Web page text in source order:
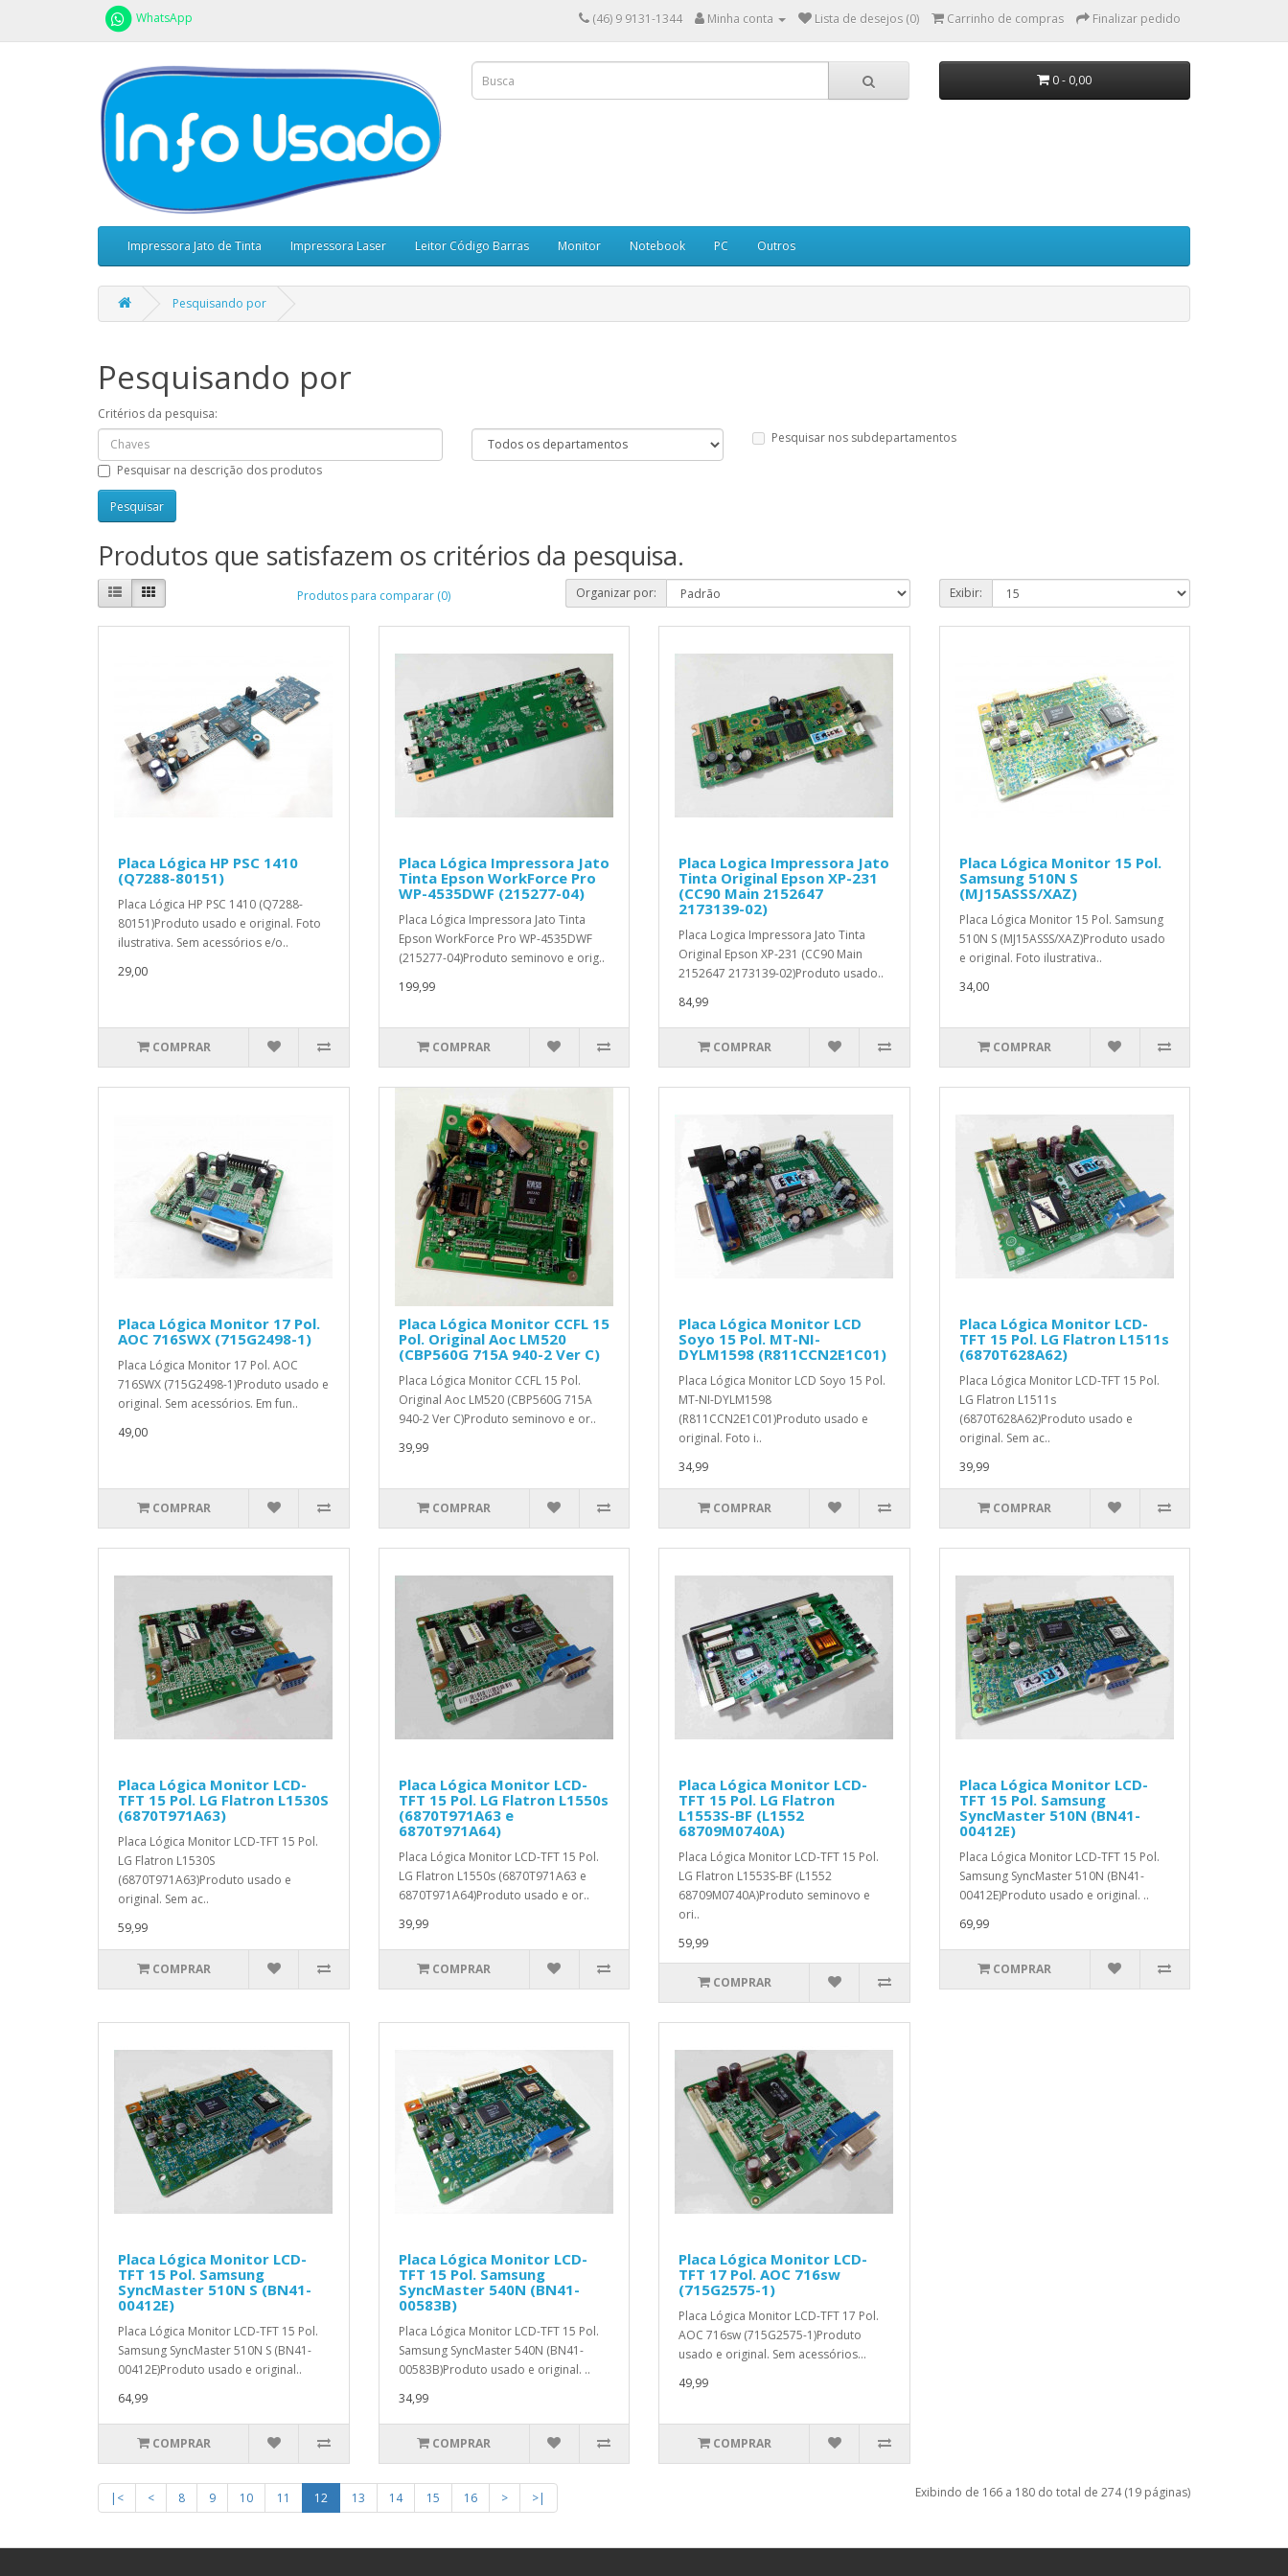
WhatsApp (46) 9 9131-1344 Minha conta Lista de desejos (0) Carrinho de compras Finalizar pedido
0 - 0,00
Impressora Jato de Tinta Impressora Laser Leitor Código Barras Monitor Notebook PC Outros
Pesquisando por
Pesquisando por
Critérios da pesquisa:
Pesquisar nos subdepartamentos
Pesquisar na descrição dos produtos
Produtos que satisfazem os critérios da pesquisa.
Produtos para comparar (0) Organizar por: Exibir:
Placa Lógica HP PSC 1410
(Q7288-80151)
Placa Lógica HP PSC 1410 (Q7288-
80151)Produto usado e original. Foto
ilustrativa. Sem acessórios e/o..
29,00
COMPRAR
Placa Lógica Impressora Jato
Tinta Epson WorkForce Pro
WP-4535DWF (215277-04)
Placa Lógica Impressora Jato Tinta
Epson WorkForce Pro WP-4535DWF
(215277-04)Produto seminovo e orig..
199,99
COMPRAR
Placa Logica Impressora Jato
Tinta Original Epson XP-231
(CC90 Main 2152647
2173139-02)
Placa Logica Impressora Jato Tinta
Original Epson XP-231 (CC90 Main
2152647 2173139-02)Produto usado..
84,99
COMPRAR
Placa Lógica Monitor 15 Pol.
Samsung 510N S
(MJ15ASSS/XAZ)
Placa Lógica Monitor 15 Pol. Samsung
510N S (MJ15ASSS/XAZ)Produto usado
e original. Foto ilustrativa..
34,00
COMPRAR
Placa Lógica Monitor 17 Pol.
AOC 716SWX (715G2498-1)
Placa Lógica Monitor 17 Pol. AOC
716SWX (715G2498-1)Produto usado e
original. Sem acessórios. Em fun..
49,00
COMPRAR
Placa Lógica Monitor CCFL 15
Pol. Original Aoc LM520
(CBP560G 715A 940-2 Ver C)
Placa Lógica Monitor CCFL 15 Pol.
Original Aoc LM520 (CBP560G 715A
940-2 Ver C)Produto seminovo e or..
39,99
COMPRAR
Placa Lógica Monitor LCD
Soyo 15 Pol. MT-NI-
DYLM1598 (R811CCN2E1C01)
Placa Lógica Monitor LCD Soyo 15 Pol.
MT-NI-DYLM1598
(R811CCN2E1C01)Produto usado e
original. Foto i..
34,99
COMPRAR
Placa Lógica Monitor LCD-
TFT 15 Pol. LG Flatron L1511s
(6870T628A62)
Placa Lógica Monitor LCD-TFT 15 Pol.
LG Flatron L1511s
(6870T628A62)Produto usado e
original. Sem ac..
39,99
COMPRAR
Placa Lógica Monitor LCD-
TFT 15 Pol. LG Flatron L1530S
(6870T971A63)
Placa Lógica Monitor LCD-TFT 15 Pol.
LG Flatron L1530S
(6870T971A63)Produto usado e
original. Sem ac..
59,99
COMPRAR
Placa Lógica Monitor LCD-
TFT 15 Pol. LG Flatron L1550s
(6870T971A63 e
6870T971A64)
Placa Lógica Monitor LCD-TFT 15 Pol.
LG Flatron L1550s (6870T971A63 e
6870T971A64)Produto usado e or..
39,99
COMPRAR
Placa Lógica Monitor LCD-
TFT 15 Pol. LG Flatron
L1553S-BF (L1552
68709M0740A)
Placa Lógica Monitor LCD-TFT 15 Pol.
LG Flatron L1553S-BF (L1552
68709M0740A)Produto seminovo e
ori..
59,99
COMPRAR
Placa Lógica Monitor LCD-
TFT 15 Pol. Samsung
SyncMaster 510N (BN41-
00412E)
Placa Lógica Monitor LCD-TFT 15 Pol.
Samsung SyncMaster 510N (BN41-
00412E)Produto usado e original. ..
69,99
COMPRAR
Placa Lógica Monitor LCD-
TFT 15 Pol. Samsung
SyncMaster 510N S (BN41-
00412E)
Placa Lógica Monitor LCD-TFT 15 Pol.
Samsung SyncMaster 510N S (BN41-
00412E)Produto usado e original..
64,99
COMPRAR
Placa Lógica Monitor LCD-
TFT 15 Pol. Samsung
SyncMaster 540N (BN41-
00583B)
Placa Lógica Monitor LCD-TFT 15 Pol.
Samsung SyncMaster 540N (BN41-
00583B)Produto usado e original. ..
34,99
COMPRAR
Placa Lógica Monitor LCD-
TFT 17 Pol. AOC 716sw
(715G2575-1)
Placa Lógica Monitor LCD-TFT 17 Pol.
AOC 716sw (715G2575-1)Produto
usado e original. Sem acessórios...
49,99
COMPRAR
|< < 8 9 10 11 12 13 14 15 16 > >| Exibindo de 166 a 180 do total de 274 (19 páginas)